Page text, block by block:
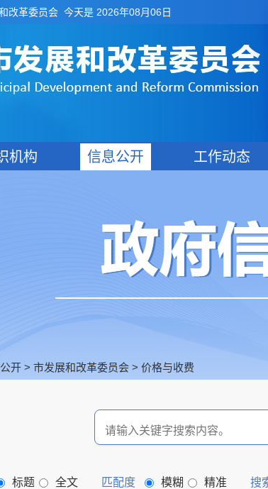
改革委员会 今天是 2026年08月06日
机构 信息公开 工作动态
开 > 市发展和改革委员会 > 价格与收费
标题 全文 匹配度 模糊 精准 搜